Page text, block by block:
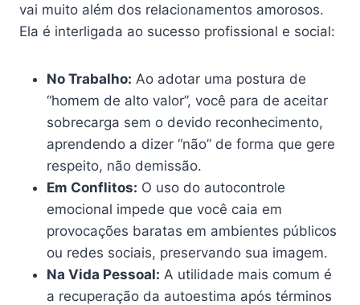
vai muito além dos relacionamentos amorosos.
Ela é interligada ao sucesso profissional e social:
No Trabalho: Ao adotar uma postura de
“homem de alto valor”, você para de aceitar
sobrecarga sem o devido reconhecimento,
aprendendo a dizer “não” de forma que gere
respeito, não demissão.
Em Conflitos: O uso do autocontrole
emocional impede que você caia em
provocações baratas em ambientes públicos
ou redes sociais, preservando sua imagem.
Na Vida Pessoal: A utilidade mais comum é
a recuperação da autoestima após términos